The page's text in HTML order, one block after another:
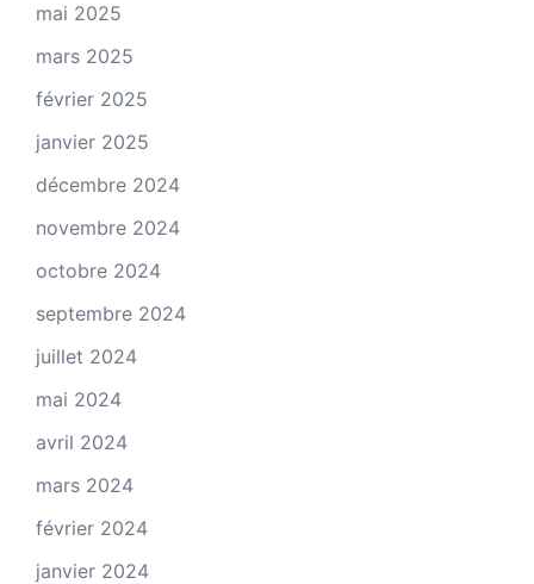
mai 2025
mars 2025
février 2025
janvier 2025
décembre 2024
novembre 2024
octobre 2024
septembre 2024
juillet 2024
mai 2024
avril 2024
mars 2024
février 2024
janvier 2024